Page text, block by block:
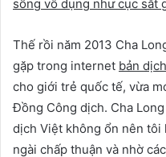
sống vô dụng như cục sắt
Thế rồi năm 2013 Cha
gặp trong internet bản
cho giới trẻ quốc tế, vừa
Đồng Công dịch. Cha
dịch Việt không ổn nên tôi
ngài chấp thuận và nhờ